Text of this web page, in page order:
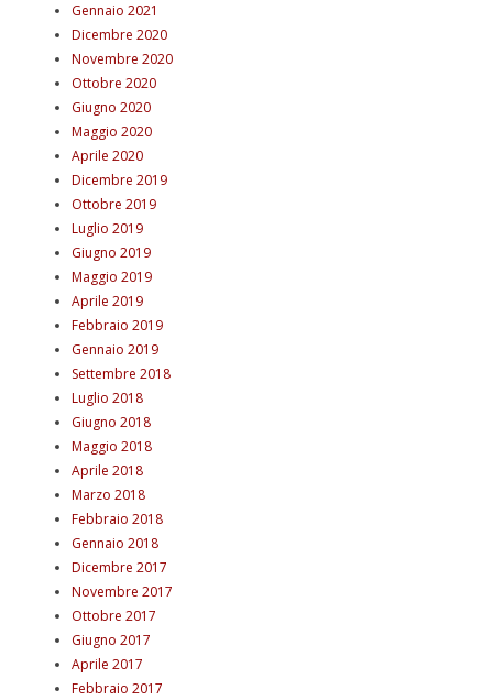
Gennaio 2021
Dicembre 2020
Novembre 2020
Ottobre 2020
Giugno 2020
Maggio 2020
Aprile 2020
Dicembre 2019
Ottobre 2019
Luglio 2019
Giugno 2019
Maggio 2019
Aprile 2019
Febbraio 2019
Gennaio 2019
Settembre 2018
Luglio 2018
Giugno 2018
Maggio 2018
Aprile 2018
Marzo 2018
Febbraio 2018
Gennaio 2018
Dicembre 2017
Novembre 2017
Ottobre 2017
Giugno 2017
Aprile 2017
Febbraio 2017